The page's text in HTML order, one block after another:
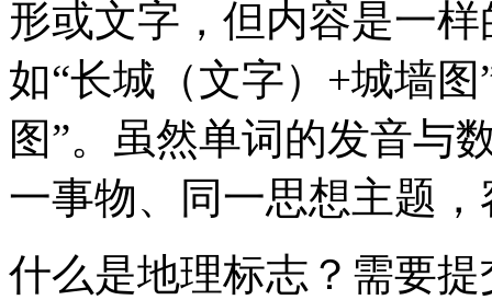
形或文字，但内容是一
如“长城（文字）+城墙
图”。虽然单词的发音与
一事物、同一思想主题
什么是地理标志？需要